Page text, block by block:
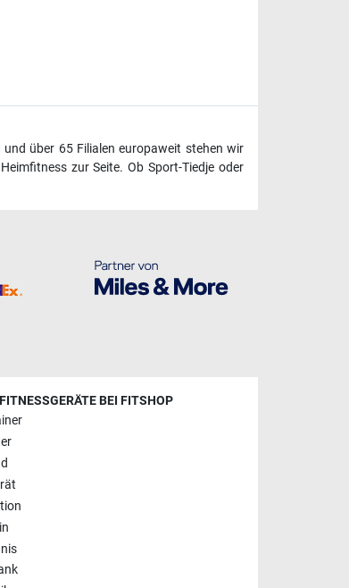
über 65 Filialen europaweit stehen wir
zur Seite. Ob Sport-Tiedje oder
BEI FITSHOP